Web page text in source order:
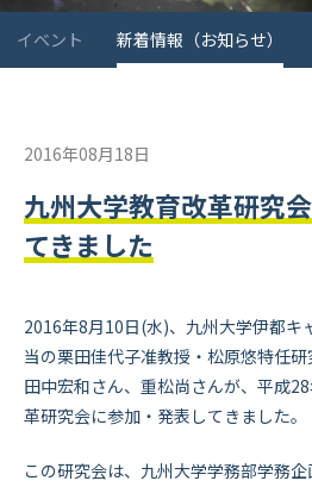
イベント 新着情報（お知らせ）
2016年08月18日
九州大学教育改革研究
てきました
2016年8月10日(水)、九州大学伊都キ
当の栗田佳代子准教授・松原悠特任
田中宏和さん、重松尚さんが、平成
革研究会に参加・発表してきました。
この研究会は、九州大学学務部学務